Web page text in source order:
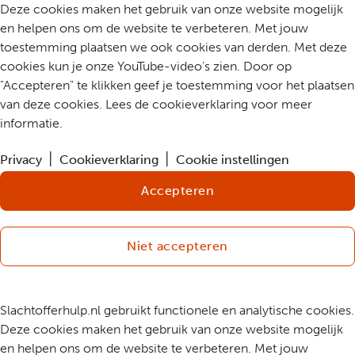
Deze cookies maken het gebruik van onze website mogelijk
en helpen ons om de website te verbeteren. Met jouw
toestemming plaatsen we ook cookies van derden. Met deze
cookies kun je onze YouTube-video's zien. Door op
"Accepteren" te klikken geef je toestemming voor het plaatsen
van deze cookies. Lees de cookieverklaring voor meer
informatie.
Privacy Cookieverklaring Cookie instellingen
Accepteren
Niet accepteren
Slachtofferhulp.nl gebruikt functionele en analytische cookies.
Deze cookies maken het gebruik van onze website mogelijk
en helpen ons om de website te verbeteren. Met jouw